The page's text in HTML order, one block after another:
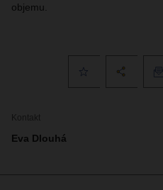
objemu.
Kontakt
Eva Dlouhá